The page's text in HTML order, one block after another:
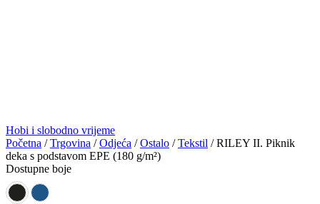
Hobi i slobodno vrijeme
Početna /Trgovina /Odjeća /Ostalo /Tekstil / RILEY II. Piknik
deka s podstavom EPE (180 g/m²)
Dostupne boje